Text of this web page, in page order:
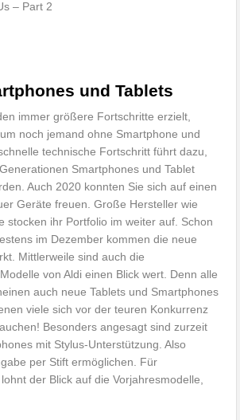
– Part 2
und Tablets
immer größere Fortschritte erzielt,
noch jemand ohne Smartphone und
technische Fortschritt führt dazu,
Smartphones und Tablet
Auch 2020 konnten Sie sich auf einen
Geräte freuen. Große Hersteller wie
stocken ihr Portfolio im weiter auf. Schon
im Dezember kommen die neue
Mittlerweile sind auch die
von Aldi einen Blick wert. Denn alle
auch neue Tablets und Smartphones
viele sich vor der teuren Konkurrenz
Besonders angesagt sind zurzeit
mit Stylus-Unterstützung. Also
per Stift ermöglichen. Für
der Blick auf die Vorjahresmodelle,